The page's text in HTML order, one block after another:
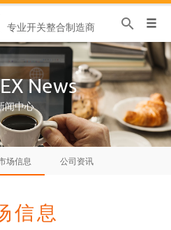
专业开关整合制造商
News
闻中心
场信息 公司资讯
信息